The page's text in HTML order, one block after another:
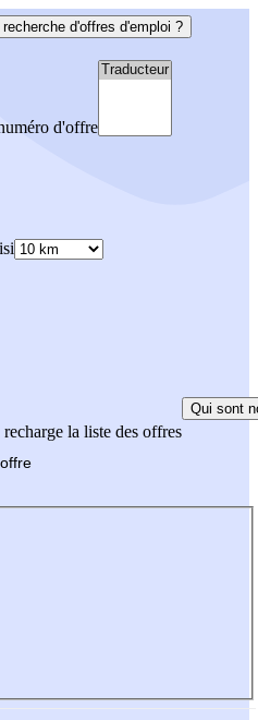
d'offres d'emploi ?
d'offre
la liste des offres
Qui sont